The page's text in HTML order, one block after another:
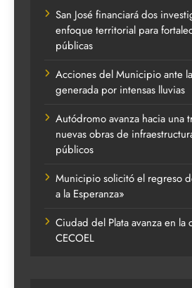
San José financiará dos
enfoque territorial para
públicas
Acciones del Municipio ante
generada por intensas lluvias
Autódromo avanza hacia una
nuevas obras de
públicos
Municipio solicitó el regreso
a la Esperanza»
Ciudad del Plata avanza en la
CECOEL